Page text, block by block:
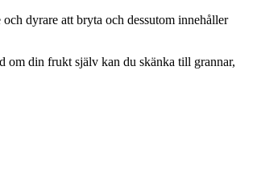
dyrare att bryta och dessutom innehåller
om din frukt själv kan du skänka till grannar,